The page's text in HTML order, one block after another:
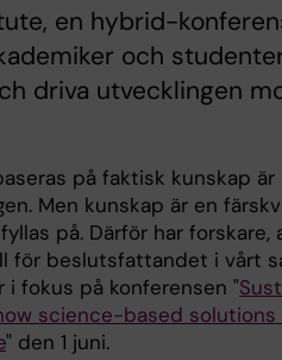
en hybrid-
och
driva utvecklingen
på faktisk kunskap är
Men kunskap är en
på. Därför har forskare,
för beslutsfattandet i vårt
fokus på konferensen "
science-based solutions
" den 1 juni.